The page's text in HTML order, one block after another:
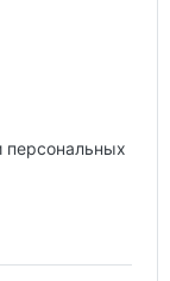
персональных